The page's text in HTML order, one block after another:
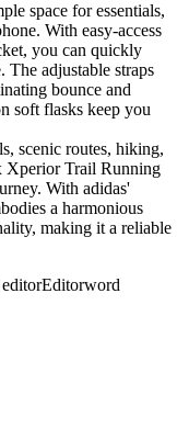
space for essentials,
With easy-access
you can quickly
The adjustable straps
bounce and
soft flasks keep you
scenic routes, hiking,
Xperior Trail Running
With adidas'
a harmonious
making it a reliable